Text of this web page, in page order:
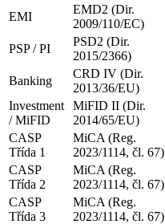
EMI
EMD2 (Dir.
2009/110/EC)
PSP / PI
PSD2 (Dir.
2015/2366)
Banking
CRD IV (Dir.
2013/36/EU)
Investment
/ MiFID
MiFID II (Dir.
2014/65/EU)
CASP
Třída 1
MiCA (Reg.
2023/1114, čl. 67)
CASP
Třída 2
MiCA (Reg.
2023/1114, čl. 67)
CASP
Třída 3
MiCA (Reg.
2023/1114, čl. 67)